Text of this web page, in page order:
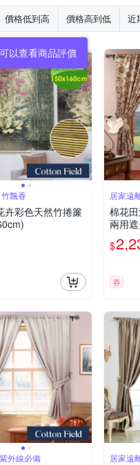
價格低到高 價格高到低 近
飄香
卉彩色天然竹捲簾
居家遠
棉花
兩用
$
券
外線必備 居家遠